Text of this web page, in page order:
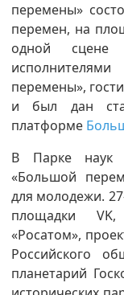
перемены»
перемен, на
одной сцене
перемены»,
и был дан
платформе
В Парке наук
«Большой
для молодежи.
площадки
«Росатом»,
Российского
планетарий